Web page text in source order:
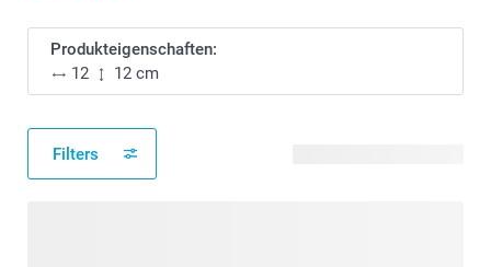
Produkteigenschaften:
12
12 cm
Filters